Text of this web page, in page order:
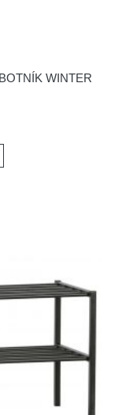
WINTER